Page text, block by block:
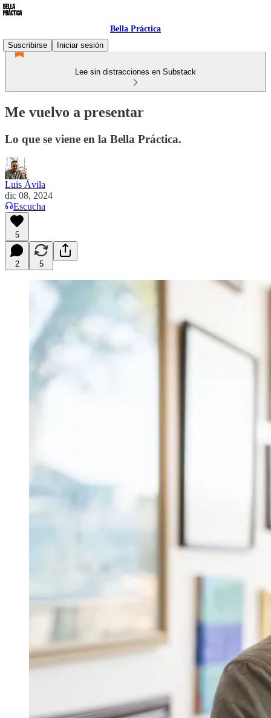
Bella Práctica
Suscribirse
Iniciar sesión
Lee sin distracciones en Substack
Me vuelvo a presentar
Lo que se viene en la Bella Práctica.
Luis Ávila
dic 08, 2024
Escucha
5
2 5